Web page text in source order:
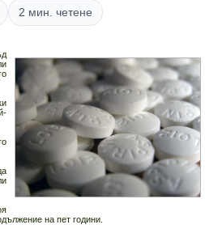
2 мин. четене
на пет години.